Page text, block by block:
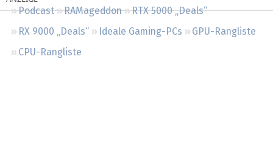
Podcast RAMageddon
RTX 5000 „Deals“
RX 9000 „Deals“
Ideale Gaming-PCs
GPU-Rangliste
CPU-Rangliste